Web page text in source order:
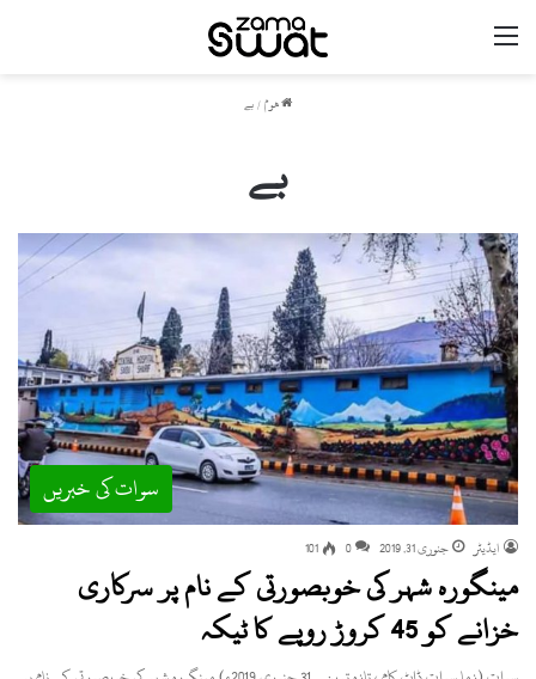
ھوم/بے
بے
سوات کی خبریں
ایڈیٹر جنوری 31, 2019 0
101
مینگورہ شہر کی خوبصورتی کے نام پر سرکاری
خزانے کو 45 کروڑ روپے کا ٹیکہ